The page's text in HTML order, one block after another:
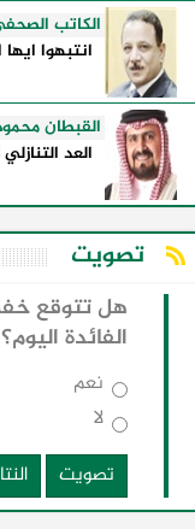
الكاتب
انتبهوا
القبطان
العد
تصويت
هل تتوقع
الفائدة اليوم؟
نعم
لا
تصويت